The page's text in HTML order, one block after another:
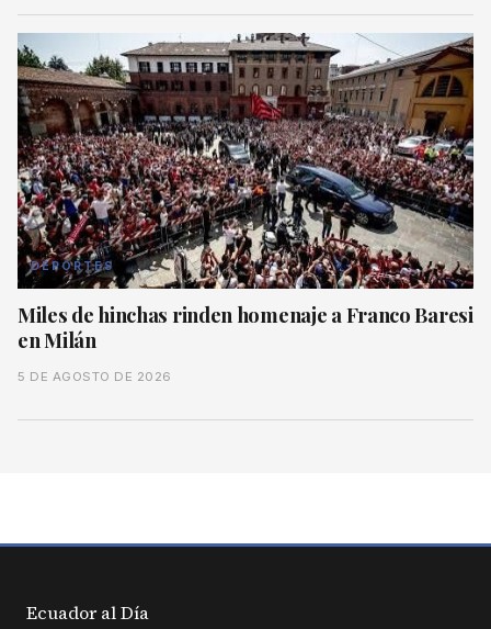
DEPORTES
Miles de hinchas rinden homenaje a Franco Baresi
en Milán
5 DE AGOSTO DE 2026
Ecuador alDía